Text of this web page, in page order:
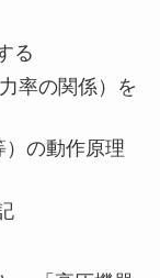
る
率の関係）を
の動作原理